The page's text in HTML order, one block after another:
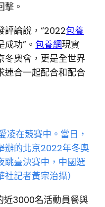
擊。
論說，“2022包養
成功”。包養網現實
冬奧會，更是全世界
連合一起配合和配合
在競賽中。 當日，
辦的北京2022年冬奧
跳臺決賽中，中國選
社記者黃宗治攝）
3000名活動員餐與